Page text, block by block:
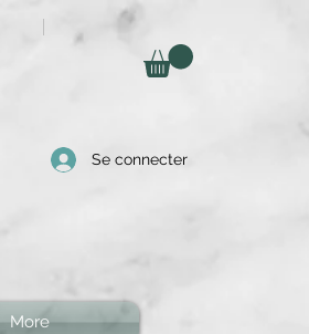
More
Se connecter